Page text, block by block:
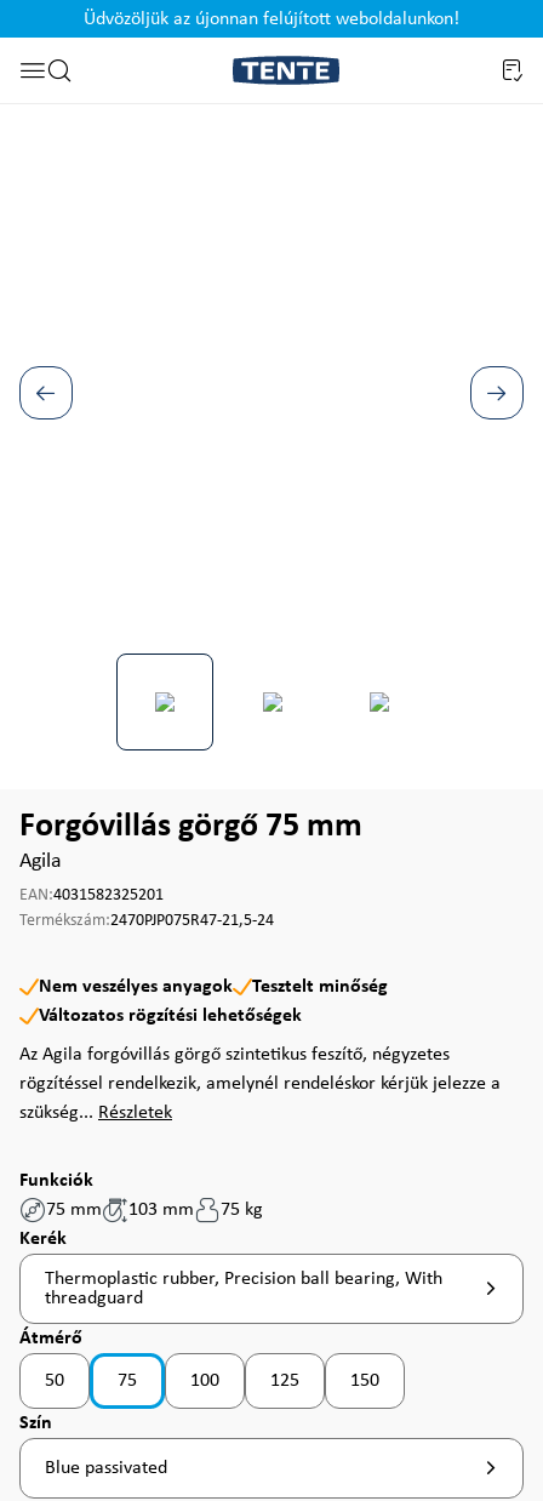
Ugrás a kereséshez
Üdvözöljük az újonnan felújított weboldalunkon!
Forgóvillás görgő 75 mm
Agila
EAN:4031582325201
Termékszám:2470PJP075R47-21,5-24
Nem veszélyes anyagok
Tesztelt minőség
Változatos rögzítési lehetőségek
Az Agila forgóvillás görgő szintetikus feszítő, négyzetes
rögzítéssel rendelkezik, amelynél rendeléskor kérjük jelezze a
szükség... Részletek
Funkciók
75 mm
103 mm
75 kg
Válasszon
Kerék
Thermoplastic rubber, Precision ball bearing, With
threadguard
Válasszon
Átmérő
50
(Ez az opció jelenleg nem érhető el. )
75 100 125
(Ez az opció jelenleg nem érhető el. )
150
Válasszon
Szín
Blue passivated